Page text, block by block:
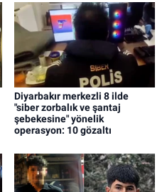
Diyarbakır merkezli 8 ilde
"siber zorbalık ve şantaj
şebekesine" yönelik
operasyon: 10 gözaltı